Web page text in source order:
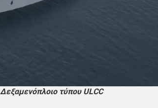
Δεξαμενόπλοιο τύπου ULCC